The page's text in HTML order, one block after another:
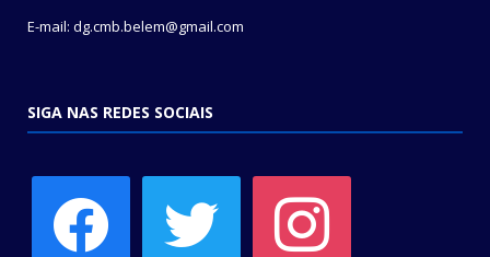
E-mail: dg.cmb.belem@gmail.com
SIGA NAS REDES SOCIAIS